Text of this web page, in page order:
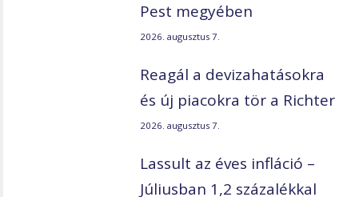
Pest megyében
2026. augusztus 7.
Reagál a devizahatásokra
és új piacokra tör a Richter
2026. augusztus 7.
Lassult az éves infláció –
Júliusban 1,2 százalékkal